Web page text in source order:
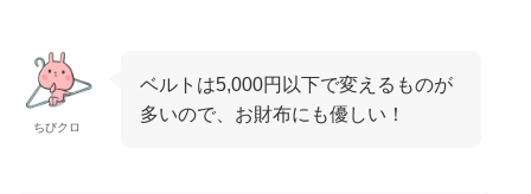
ちびクロ
ベルトは5,000円以下で変えるものが
多いので、お財布にも優しい！